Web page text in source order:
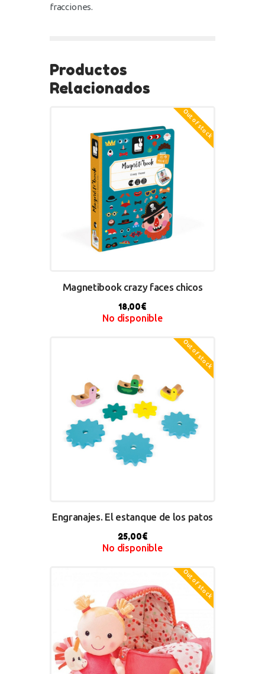
fracciones.
Productos
Relacionados
Out of stock
Magnetibook crazy faces chicos
18,00€
No disponible
Out of stock
Engranajes. El estanque de los patos
25,00€
No disponible
Out of stock